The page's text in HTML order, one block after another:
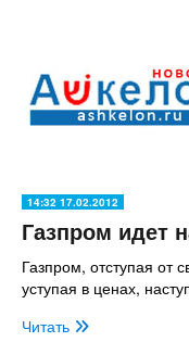
14:32 17.02.2012
Газпром идет
Газпром, отступая от
уступая в ценах,
Читать